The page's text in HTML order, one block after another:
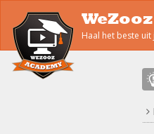
Haal het beste uit